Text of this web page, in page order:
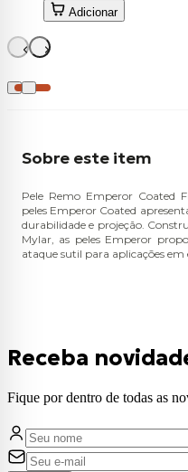
Adicionar
Sobre este item
Pele Remo Emperor Coated
peles Emperor Coated
durabilidade e projeção.
Mylar, as peles Emperor
ataque sutil para aplicações em
Receba
Fique por dentro de todas as